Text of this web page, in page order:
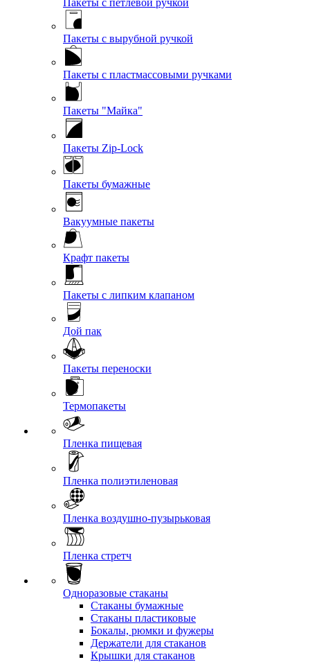
Пакеты с петлевой ручкой
Пакеты с вырубной ручкой
Пакеты с пластмассовыми ручками
Пакеты "Майка"
Пакеты Zip-Lock
Пакеты бумажные
Вакуумные пакеты
Крафт пакеты
Пакеты с липким клапаном
Дой пак
Пакеты переноски
Термопакеты
Пленка пищевая
Пленка полиэтиленовая
Пленка воздушно-пузырьковая
Пленка стретч
Одноразовые стаканы
Стаканы бумажные
Стаканы пластиковые
Бокалы, рюмки и фужеры
Держатели для стаканов
Крышки для стаканов